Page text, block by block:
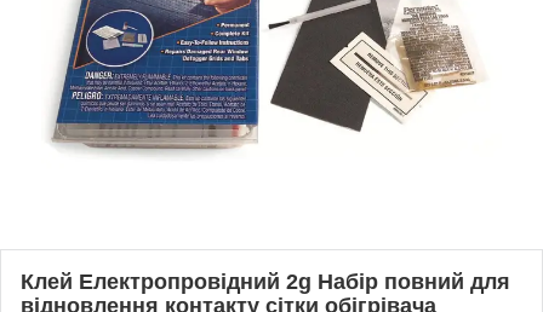
Клей Електропровідний 2g Набір повний для
відновлення контакту сітки обігрівача